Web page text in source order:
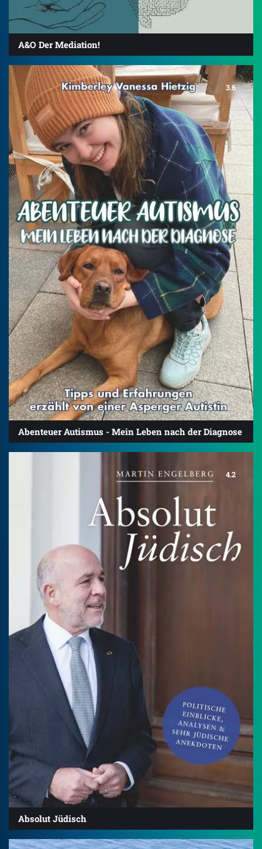
A&O Der Mediation!
3.6
Abenteuer Autismus - Mein Leben nach der Diagnose
4.2
Absolut Jüdisch